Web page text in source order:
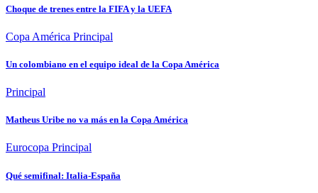
Choque de trenes entre la FIFA y la UEFA
Copa América Principal
Un colombiano en el equipo ideal de la Copa América
Principal
Matheus Uribe no va más en la Copa América
Eurocopa Principal
Qué semifinal: Italia-España